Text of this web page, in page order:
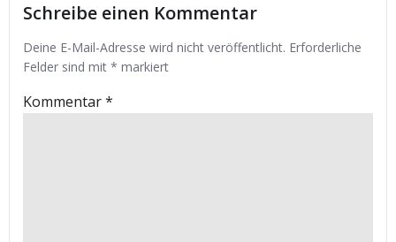
Schreibe einen Kommentar
Deine E-Mail-Adresse wird nicht veröffentlicht. Erforderliche
Felder sind mit * markiert
Kommentar*